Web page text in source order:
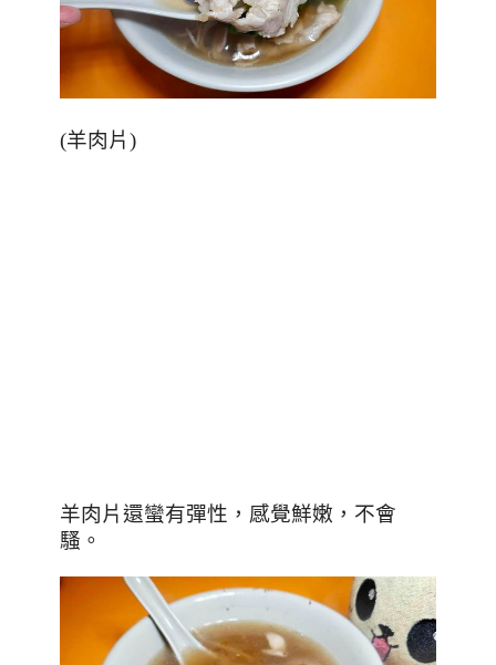
(羊肉片)
羊肉片還蠻有彈性，感覺鮮嫩，不會
騷。